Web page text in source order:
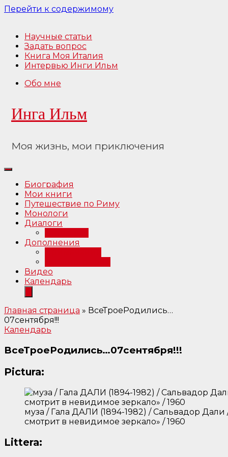
Перейти к содержимому
Научные статьи
Задать вопрос
Книга Моя Италия
Интервью Инги Ильм
Обо мне
Инга Ильм
Моя жизнь, мои приключения
Биография
Мои книги
Путешествие по Риму
Монологи
Диалоги
Дополнения
Видео
Календарь
Главная страница » ВсеТроеРодились…
07сентября!!!
Календарь
ВсеТроеРодились…07сентября!!!
Pictura:
муза / Гала ДАЛИ (1894-1982) / Сальвадор
смотрит в невидимое зеркало» / 1960
Littera: